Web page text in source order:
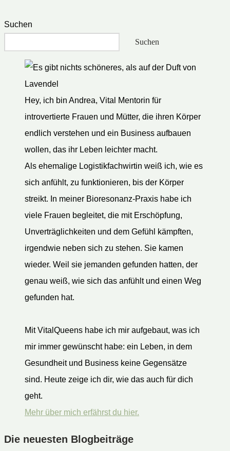
Suchen
Suchen
Hey, ich bin Andrea, Vital Mentorin für
introvertierte Frauen und Mütter, die ihren Körper
endlich verstehen und ein Business aufbauen
wollen, das ihr Leben leichter macht.
Als ehemalige Logistikfachwirtin weiß ich, wie es
sich anfühlt, zu funktionieren, bis der Körper
streikt. In meiner Bioresonanz-Praxis habe ich
viele Frauen begleitet, die mit Erschöpfung,
Unverträglichkeiten und dem Gefühl kämpften,
irgendwie neben sich zu stehen. Sie kamen
wieder. Weil sie jemanden gefunden hatten, der
genau weiß, wie sich das anfühlt und einen Weg
gefunden hat.
Mit VitalQueens habe ich mir aufgebaut, was ich
mir immer gewünscht habe: ein Leben, in dem
Gesundheit und Business keine Gegensätze
sind. Heute zeige ich dir, wie das auch für dich
geht.
Mehr über mich erfährst du hier.
Die neuesten Blogbeiträge